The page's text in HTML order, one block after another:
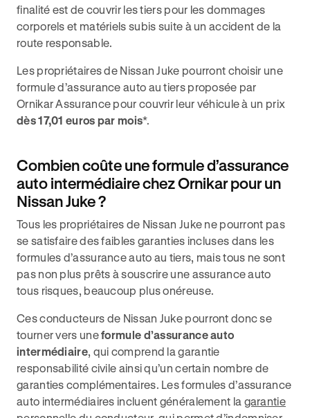
finalité est de couvrir les tiers pour les dommages
corporels et matériels subis suite à un accident de la
route responsable.
Les propriétaires de Nissan Juke pourront choisir une
formule d’assurance auto au tiers proposée par
Ornikar Assurance pour couvrir leur véhicule à un prix
dès 17,01 euros par mois*.
Combien coûte une formule d’assurance
auto intermédiaire chez Ornikar pour un
Nissan Juke ?
Tous les propriétaires de Nissan Juke ne pourront pas
se satisfaire des faibles garanties incluses dans les
formules d’assurance auto au tiers, mais tous ne sont
pas non plus prêts à souscrire une assurance auto
tous risques, beaucoup plus onéreuse.
Ces conducteurs de Nissan Juke pourront donc se
tourner vers uneformule d’assurance auto
intermédiaire, qui comprend la garantie
responsabilité civile ainsi qu’un certain nombre de
garanties complémentaires. Les formules d’assurance
auto intermédiaires incluent généralement la garantie